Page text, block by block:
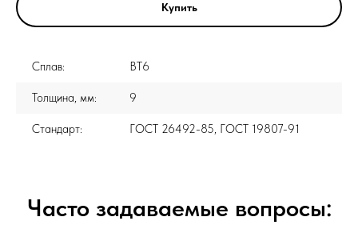
Купить
Сплав: ВТ6
Толщина, мм: 9
Стандарт: ГОСТ 26492-85, ГОСТ 19807-91
Часто задаваемые вопросы: